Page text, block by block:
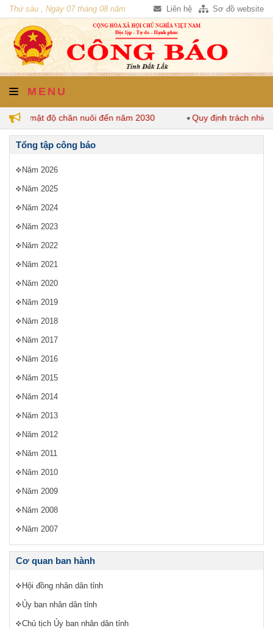
Thứ sáu , Ngày 07 tháng 08 năm
2026
Liên hệ Sơ đồ website
MENU
mật độ chăn nuôi đến năm 2030 Quy định trách nhiệm
Tổng tập công báo
Năm 2026
Năm 2025
Năm 2024
Năm 2023
Năm 2022
Năm 2021
Năm 2020
Năm 2019
Năm 2018
Năm 2017
Năm 2016
Năm 2015
Năm 2014
Năm 2013
Năm 2012
Năm 2011
Năm 2010
Năm 2009
Năm 2008
Năm 2007
Cơ quan ban hành
Hội đồng nhân dân tỉnh
Ủy ban nhân dân tỉnh
Chủ tịch Ủy ban nhân dân tỉnh